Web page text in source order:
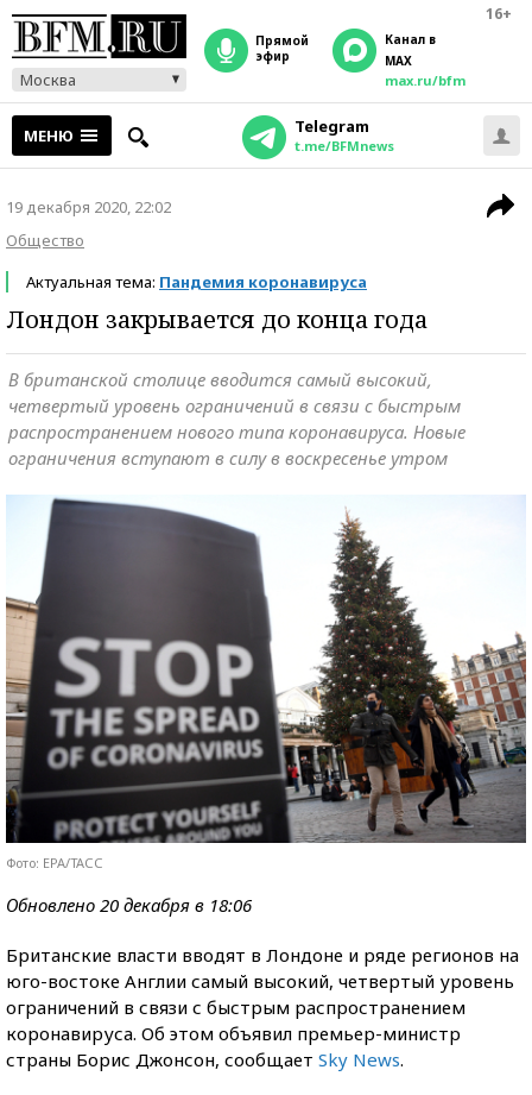
16+
Москва
прямой
эфир
Канал в
MAX
max.ru/bfm
МЕНЮ Telegram
t.me/BFMnews
19 декабря 2020, 22:02
Общество
Актуальная тема: Пандемия коронавируса
Лондон закрывается до конца года
В британской столице вводится самый высокий,
четвертый уровень ограничений в связи с быстрым
распространением нового типа коронавируса. Новые
ограничения вступают в силу в воскресенье утром
Фото: EPA/ТАСС
Обновлено 20 декабря в 18:06
Британские власти вводят в Лондоне и ряде регионов на
юго-востоке Англии самый высокий, четвертый уровень
ограничений в связи с быстрым распространением
коронавируса. Об этом объявил премьер-министр
страны Борис Джонсон, сообщает Sky News.